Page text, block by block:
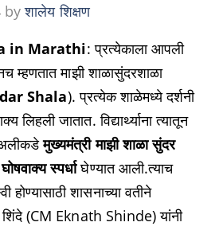
byशालेय शिक्षण
in Marathi: प्रत्येकाला आपली
म्हणतात माझी शाळासुंदरशाळा
Shala). प्रत्येक शाळेमध्ये दर्शनी
लिहली जातात. विद्यार्थ्याना त्यातून
मुख्यमंत्री माझी शाळा सुंदर
घोषवाक्य स्पर्धाघेण्यात आली.त्याच
होण्यासाठी शासनाच्या वतीने
शिंदे (CM Eknath Shinde) यांनी